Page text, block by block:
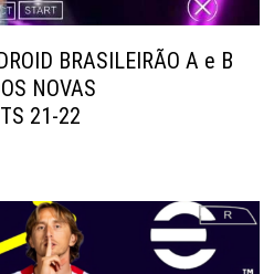
BRASILEIRÃO A e B
NOVAS
21-22